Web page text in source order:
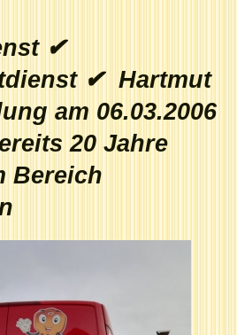
✔
✔ Hartmut
am 06.03.2006
20 Jahre
Bereich